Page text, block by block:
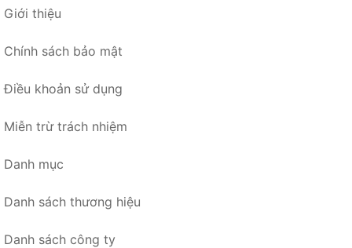
Giới thiệu
Chính sách bảo mật
Điều khoản sử dụng
Miễn trừ trách nhiệm
Danh mục
Danh sách thương hiệu
Danh sách công ty